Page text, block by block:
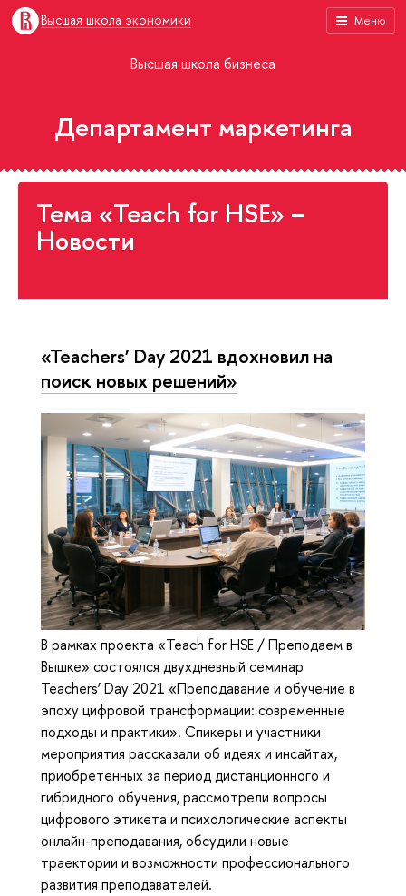
Меню
Высшая школа экономики
Высшая школа бизнеса
Департамент маркетинга
Тема «Teach for HSE» –
Новости
«Teachers’ Day 2021 вдохновил на
поиск новых решений»
В рамках проекта «Teach for HSE / Преподаем в
Вышке» состоялся двухдневный семинар
Teachers’ Day 2021 «Преподавание и обучение в
эпоху цифровой трансформации: современные
подходы и практики». Спикеры и участники
мероприятия рассказали об идеях и инсайтах,
приобретенных за период дистанционного и
гибридного обучения, рассмотрели вопросы
цифрового этикета и психологические аспекты
онлайн-преподавания, обсудили новые
траектории и возможности профессионального
развития преподавателей.